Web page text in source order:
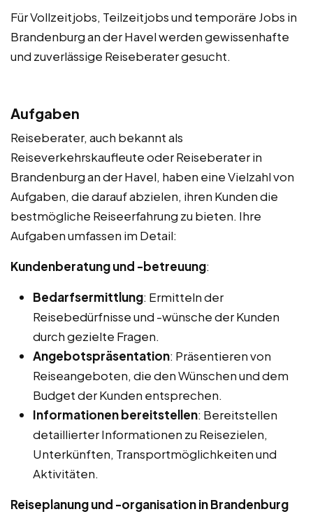
Für Vollzeitjobs, Teilzeitjobs und temporäre Jobs in
Brandenburg an der Havel werden gewissenhafte
und zuverlässige Reiseberater gesucht.
Aufgaben
Reiseberater, auch bekannt als
Reiseverkehrskaufleute oder Reiseberater in
Brandenburg an der Havel, haben eine Vielzahl von
Aufgaben, die darauf abzielen, ihren Kunden die
bestmögliche Reiseerfahrung zu bieten. Ihre
Aufgaben umfassen im Detail:
Kundenberatung und -betreuung:
Bedarfsermittlung: Ermitteln der
Reisebedürfnisse und -wünsche der Kunden
durch gezielte Fragen.
Angebotspräsentation: Präsentieren von
Reiseangeboten, die den Wünschen und dem
Budget der Kunden entsprechen.
Informationen bereitstellen: Bereitstellen
detaillierter Informationen zu Reisezielen,
Unterkünften, Transportmöglichkeiten und
Aktivitäten.
Reiseplanung und -organisation in Brandenburg